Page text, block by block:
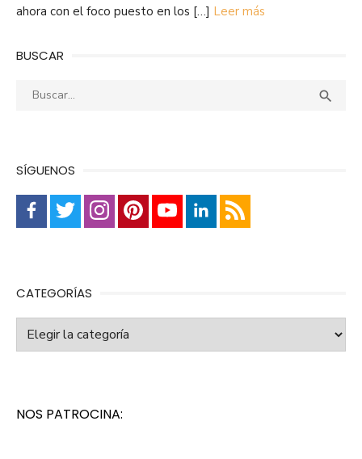
ahora con el foco puesto en los […] Leer más
BUSCAR
Buscar: 
SÍGUENOS
CATEGORÍAS
Categorías
NOS PATROCINA: